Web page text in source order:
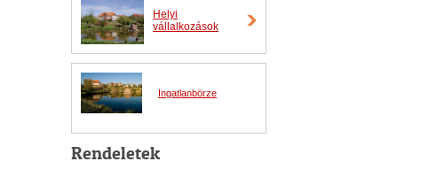
Helyi
vállalkozások
Ingatlanbörze
Rendeletek